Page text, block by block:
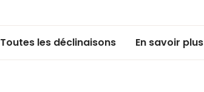
Toutes les déclinaisons En savoir plus